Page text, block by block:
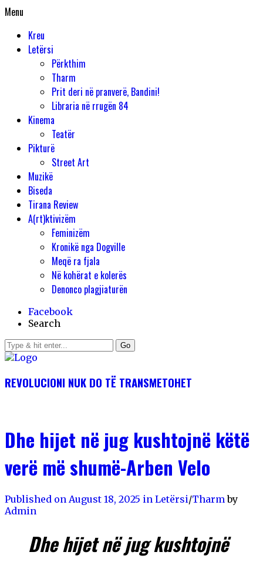
Menu
Kreu
Letërsi
Përkthim
Tharm
Prit deri në pranverë, Bandini!
Libraria në rrugën 84
Kinema
Teatër
Pikturë
Street Art
Muzikë
Biseda
Tirana Review
A(rt)ktivizëm
Feminizëm
Kronikë nga Dogville
Meqë ra fjala
Në kohërat e kolerës
Denonco plagjiaturën
Facebook
Search
Go
REVOLUCIONI NUK DO TЁ TRANSMETOHET
Dhe hijet në jug kushtojnë këtë
verë më shumë-Arben Velo
Published on August 18, 2025 in Letërsi/Tharm by
Admin
Dhe hijet në jug kushtojnë